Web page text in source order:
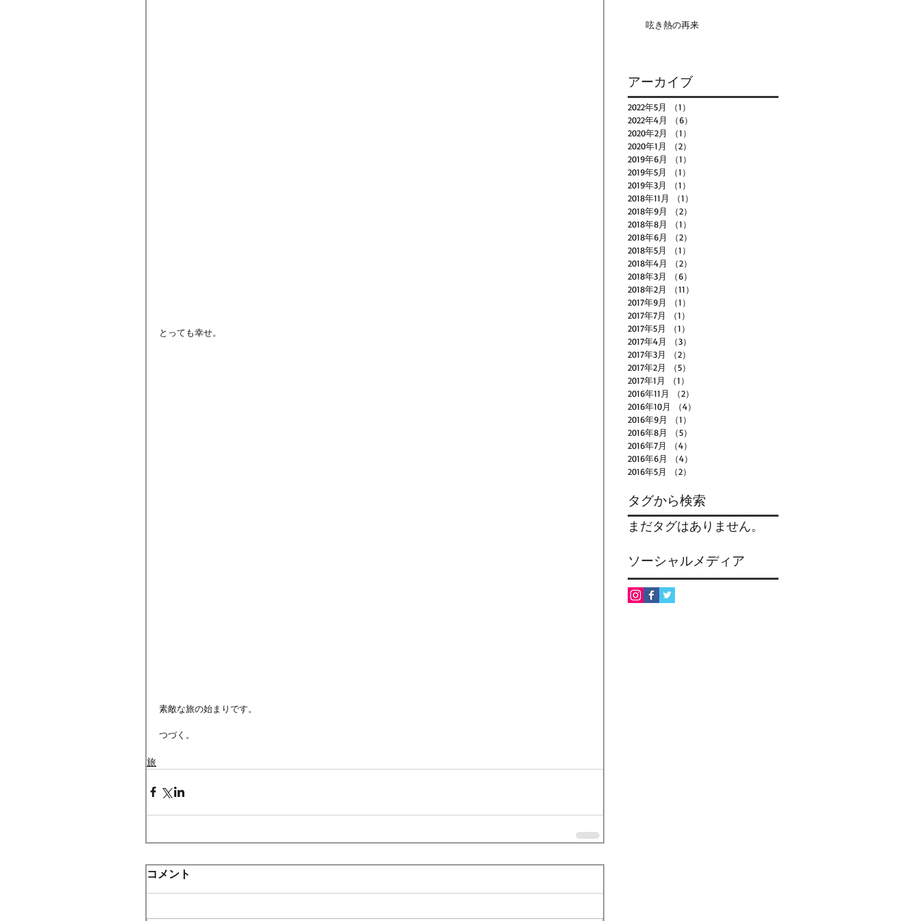
とっても幸せ。
素敵な旅の始まりです。
つづく。
旅
コメント
呟き熱の再来
アーカイブ
2022年5月 （1）
2022年4月
（6）
2020年2月
（1）
2020年1月
（2）
2019年6月
（1）
2019年5月
（1）
2019年3月
（1）
2018年11月
（1）
2018年9月
（2）
2018年8月
（1）
2018年6月
（2）
2018年5月
（1）
2018年4月
（2）
2018年3月
（6）
2018年2月
（11）
2017年9月
（1）
2017年7月
（1）
2017年5月
（1）
2017年4月
（3）
2017年3月
（2）
2017年2月
（5）
2017年1月
（1）
2016年11月
（2）
2016年10月
（4）
2016年9月
（1）
2016年8月
（5）
2016年7月
（4）
2016年6月
（4）
2016年5月
（2）
タグから検索
まだタグはありません。
ソーシャルメディア